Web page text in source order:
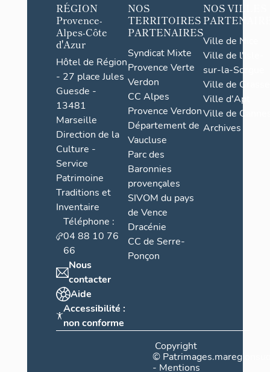
RÉGION
Provence-
Alpes-Côte
d'Azur
Hôtel de Région
- 27 place Jules
Guesde -
13481
Marseille
Direction de la
Culture -
Service
Patrimoine
Traditions et
Inventaire
Téléphone :
04 88 10 76
66
Nous
contacter
Aide
Accessibilité :
non conforme
NOS
TERRITOIRES
PARTENAIRES
Syndicat Mixte
Provence Verte
Verdon
CC Alpes
Provence Verdon
Département de
Vaucluse
Parc des
Baronnies
provençales
SIVOM du pays
de Vence
Dracénie
CC de Serre-
Ponçon
NOS VILLES
Ville de Nice
Ville de l'Isle-
sur-la-Sorgue
Ville de Grasse
Ville d'Apt
Ville de
Archives
Copyright
©
- Mentions